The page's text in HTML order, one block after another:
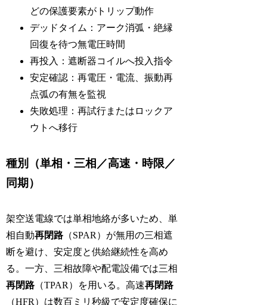
どの保護要素がトリップ動作
デッドタイム：アーク消弧・絶縁
回復を待つ無電圧時間
再投入：遮断器コイルへ投入指令
安定確認：再電圧・電流、振動再
点弧の有無を監視
失敗処理：再試行またはロックア
ウトへ移行
種別（単相・三相／高速・時限／
同期）
架空送電線では単相地絡が多いため、単
相自動再閉路 （SPAR）が無用の三相遮
断を避け、安定度と供給継続性を高め
る。一方、三相故障や配電設備では三相
再閉路 （TPAR）を用いる。高速再閉路
（HFR）は数百ミリ秒級で安定度確保に